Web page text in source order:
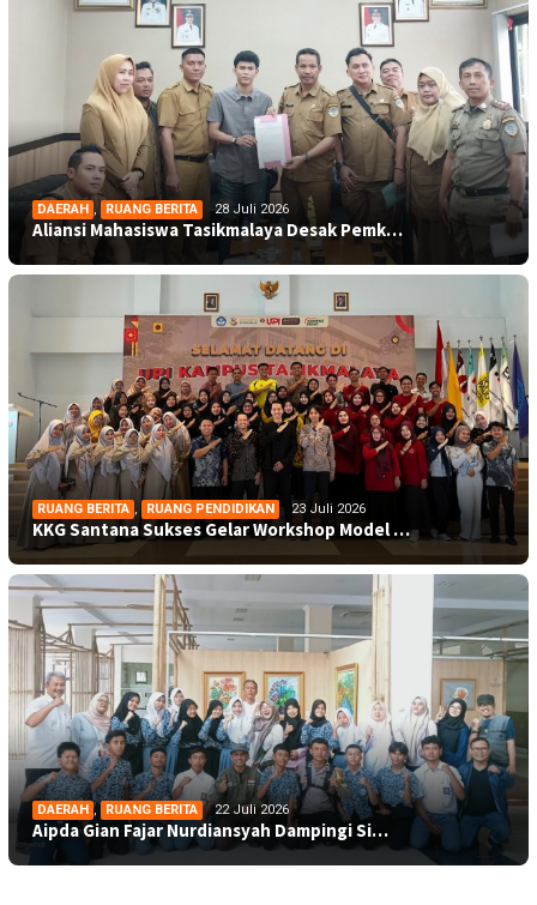
DAERAH , RUANG BERITA 28 Juli 2026
Aliansi Mahasiswa Tasikmalaya Desak Pemk…
RUANG BERITA , RUANG PENDIDIKAN 23 Juli 2026
KKG Santana Sukses Gelar Workshop Model …
DAERAH , RUANG BERITA 22 Juli 2026
Aipda Gian Fajar Nurdiansyah Dampingi Si…